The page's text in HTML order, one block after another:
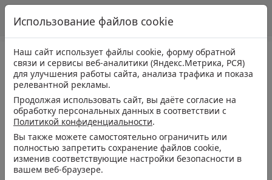
Использование файлов cookie
Наш сайт использует файлы cookie, форму обратной
связи и сервисы веб-аналитики (Яндекс.Метрика, РСЯ)
для улучшения работы сайта, анализа трафика и показа
релевантной рекламы.
Продолжая использовать сайт, вы даёте согласие на
обработку персональных данных в соответствии с
Политикой конфиденциальности.
Вы также можете самостоятельно ограничить или
полностью запретить сохранение файлов cookie,
изменив соответствующие настройки безопасности в
вашем веб-браузере.